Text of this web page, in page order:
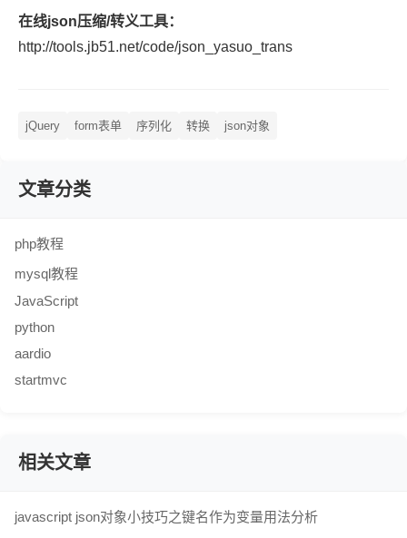
在线json压缩/转义工具：
http://tools.jb51.net/code/json_yasuo_trans
jQuery form表单 序列化 转换 json对象
文章分类
php教程
mysql教程
JavaScript
python
aardio
startmvc
相关文章
javascript json对象小技巧之键名作为变量用法分析